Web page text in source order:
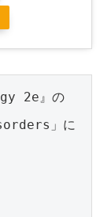
2e』の
」に